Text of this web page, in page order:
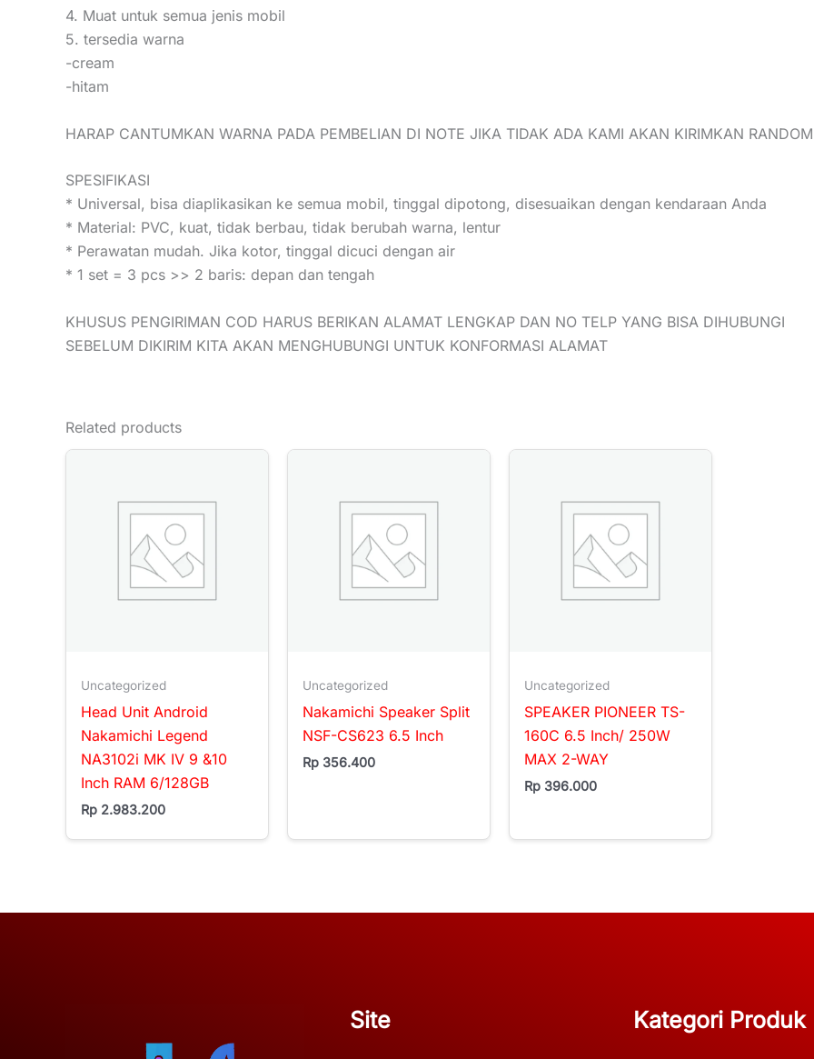
4. Muat untuk semua jenis mobil
5. tersedia warna
-cream
-hitam
HARAP CANTUMKAN WARNA PADA PEMBELIAN DI NOTE JIKA TIDAK ADA KAMI AKAN KIRIMKAN
SPESIFIKASI
* Universal, bisa diaplikasikan ke semua mobil, tinggal dipotong, disesuaikan dengan kendaraan Anda
* Material: PVC, kuat, tidak berbau, tidak berubah warna, lentur
* Perawatan mudah. Jika kotor, tinggal dicuci dengan air
* 1 set = 3 pcs >> 2 baris: depan dan tengah
KHUSUS PENGIRIMAN COD HARUS BERIKAN ALAMAT LENGKAP DAN NO TELP YANG BISA DIHUBUNGI
SEBELUM DIKIRIM KITA AKAN MENGHUBUNGI UNTUK KONFORMASI ALAMAT
Related products
Uncategorized
Head Unit Android
Nakamichi Legend
NA3102i MK IV 9 &10
Inch RAM 6/128GB
Rp 2.983.200
Uncategorized
Nakamichi Speaker Split
NSF-CS623 6.5 Inch
Rp 356.400
Uncategorized
SPEAKER PIONEER TS-
160C 6.5 Inch/ 250W
MAX 2-WAY
Rp 396.000
Site Kategori Produk